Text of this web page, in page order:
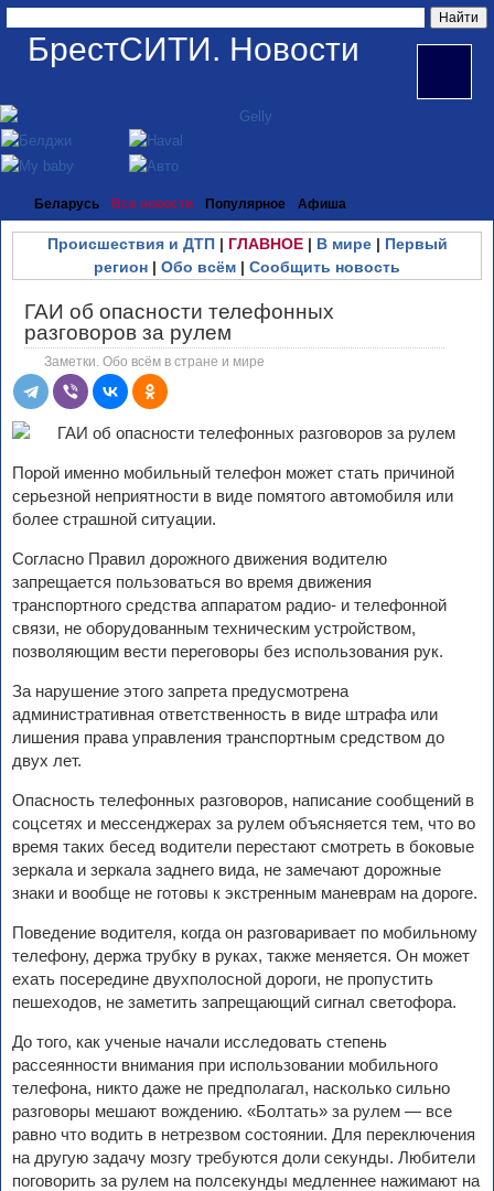
БрестСИТИ. Новости
Беларусь Все новости Популярное Афиша
Происшествия и ДТП| ГЛАВНОЕ| В мире| Первый
регион | Обо всём | Сообщить новость
ГАИ об опасности телефонных
разговоров за рулем
Заметки. Обо всём в стране и мире
Порой именно мобильный телефон может стать причиной
серьезной неприятности в виде помятого автомобиля или
более страшной ситуации.
Согласно Правил дорожного движения водителю
запрещается пользоваться во время движения
транспортного средства аппаратом радио- и телефонной
связи, не оборудованным техническим устройством,
позволяющим вести переговоры без использования рук.
За нарушение этого запрета предусмотрена
административная ответственность в виде штрафа или
лишения права управления транспортным средством до
двух лет.
Опасность телефонных разговоров, написание сообщений в
соцсетях и мессенджерах за рулем объясняется тем, что во
время таких бесед водители перестают смотреть в боковые
зеркала и зеркала заднего вида, не замечают дорожные
знаки и вообще не готовы к экстренным маневрам на дороге.
Поведение водителя, когда он разговаривает по мобильному
телефону, держа трубку в руках, также меняется. Он может
ехать посередине двухполосной дороги, не пропустить
пешеходов, не заметить запрещающий сигнал светофора.
До того, как ученые начали исследовать степень
рассеянности внимания при использовании мобильного
телефона, никто даже не предполагал, насколько сильно
разговоры мешают вождению. «Болтать» за рулем — все
равно что водить в нетрезвом состоянии. Для переключения
на другую задачу мозгу требуются доли секунды. Любители
поговорить за рулем на полсекунды медленнее нажимают на